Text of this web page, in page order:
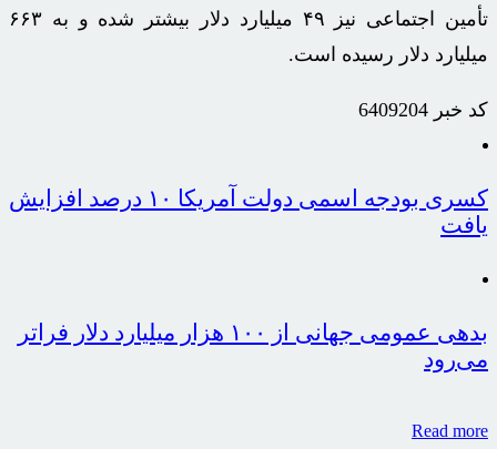
تأمین اجتماعی نیز ۴۹ میلیارد دلار بیشتر شده و به ۶۶۳
میلیارد دلار رسیده است.
کد خبر 6409204
کسری بودجه اسمی دولت آمریکا ۱۰ درصد افزایش
یافت
بدهی عمومی جهانی از ۱۰۰ هزار میلیارد دلار فراتر
می‌رود
Read more